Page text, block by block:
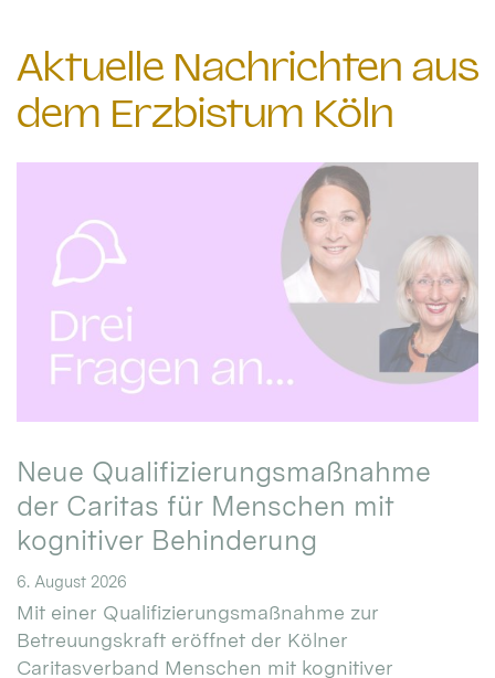
Aktuelle Nachrichten aus
dem Erzbistum Köln
Neue Qualifizierungsmaßnahme
der Caritas für Menschen mit
kognitiver Behinderung
6. August 2026
Mit einer Qualifizierungsmaßnahme zur
Betreuungskraft eröffnet der Kölner
Caritasverband Menschen mit kognitiver